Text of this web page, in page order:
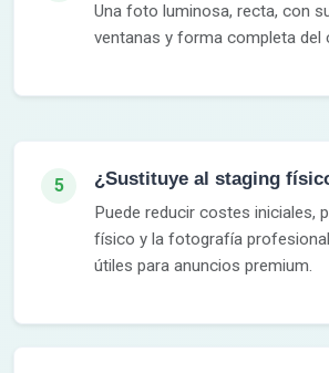
Una foto luminosa, recta, con
ventanas y forma completa del
5 ¿Sustituye al staging
Puede reducir costes iniciales,
físico y la fotografía
útiles para anuncios premium.